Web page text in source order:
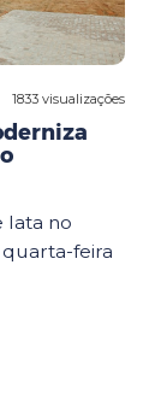
1833 visualizações
lata no
feira